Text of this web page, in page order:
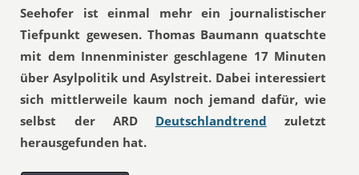
Seehofer ist einmal mehr ein journalistischer
Tiefpunkt gewesen. Thomas Baumann quatschte
mit dem Innenminister geschlagene 17 Minuten
über Asylpolitik und Asylstreit. Dabei interessiert
sich mittlerweile kaum noch jemand dafür, wie
selbst der ARD Deutschlandtrend zuletzt
herausgefunden hat.